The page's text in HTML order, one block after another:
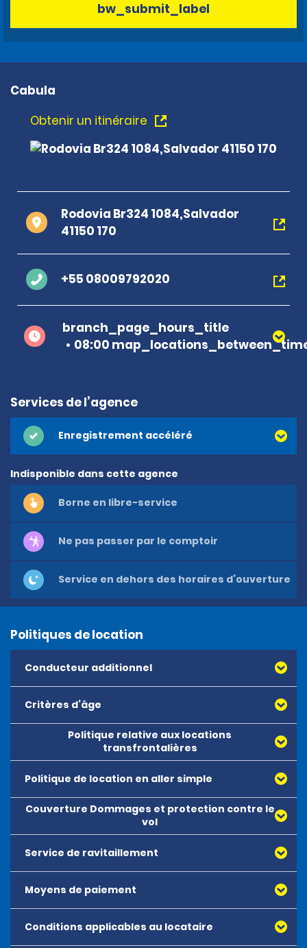
bw_submit_label
Cabula
Obtenir un itinéraire
Rodovia Br324 1084,Salvador
41150 170
+55 08009792020
branch_page_hours_title
08:00
Services de l’agence
Enregistrement accéléré
Indisponible dans cette agence
Borne en libre-service
Ne pas passer par le comptoir
Service en dehors des horaires d’ouverture
Politiques de location
Conducteur additionnel
Critères d’âge
Politique relative aux locations
transfrontalières
Politique de location en aller simple
Couverture Dommages et protection contre le
vol
Service de ravitaillement
Moyens de paiement
Toutes les principales cartes de débit ou de crédit,
délivrées par American Express, Mastercard, Visa,
Conditions applicables au locataire